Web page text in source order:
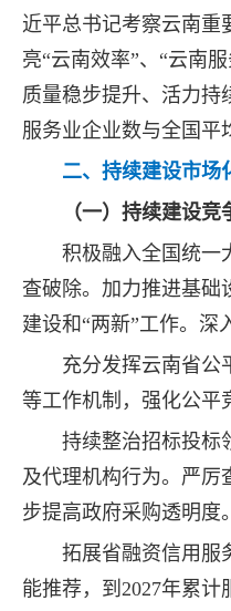
近平总书记考察云南重
亮“云南效率”、“云南
质量稳步提升、活力持
服务业企业数与全国平
二、持续建设市场
（一）持续建设
积极融入全国统一
查破除。加力推进基础
建设和“两新”工作。
充分发挥云南省公
等工作机制，强化公平
持续整治招标投标
及代理机构行为。严厉
步提高政府采购透明度。
拓展省融资信用服
能推荐，到2027年累